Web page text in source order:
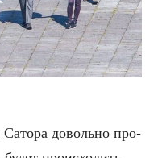
доволь­но про­